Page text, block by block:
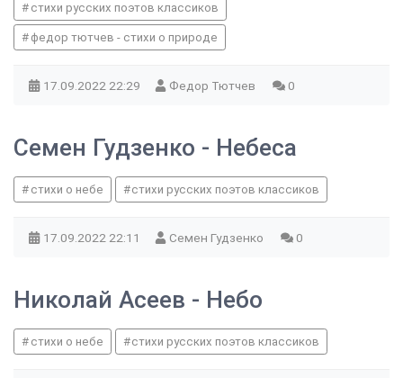
стихи русских поэтов классиков
федор тютчев - стихи о природе
17.09.2022 22:29 Федор Тютчев 0
Семен Гудзенко - Небеса
стихи о небе стихи русских поэтов классиков
17.09.2022 22:11 Семен Гудзенко 0
Николай Асеев - Небо
стихи о небе стихи русских поэтов классиков